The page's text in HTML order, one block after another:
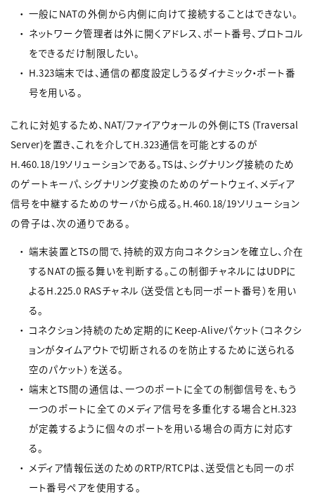
一般にNATの外側から内側に向けて接続することはできない。
ネットワーク管理者は外に開くアドレス、ポート番号、プロトコル
をできるだけ制限したい。
H.323端末では、通信の都度設定しうるダイナミック・ポート番
号を用いる。
これに対処するため、NAT/ファイアウォールの外側にTS (Traversal
Server)を置き、これを介してH.323通信を可能とするのが
H.460.18/19ソリューションである。TSは、シグナリング接続のため
のゲートキーパ、シグナリング変換のためのゲートウェイ、メディア
信号を中継するためのサーバから成る。H.460.18/19ソリューション
の骨子は、次の通りである。
端末装置とTSの間で、持続的双方向コネクションを確立し、介在
するNATの振る舞いを判断する。この制御チャネルにはUDPに
よるH.225.0 RASチャネル（送受信とも同一ポート番号）を用い
る。
コネクション持続のため定期的にKeep-Aliveパケット（コネクシ
ョンがタイムアウトで切断されるのを防止するために送られる
空のパケット）を送る。
端末とTS間の通信は、一つのポートに全ての制御信号を、もう
一つのポートに全てのメディア信号を多重化する場合とH.323
が定義するように個々のポートを用いる場合の両方に対応す
る。
メディア情報伝送のためのRTP/RTCPは、送受信とも同一のポ
ート番号ペアを使用する。